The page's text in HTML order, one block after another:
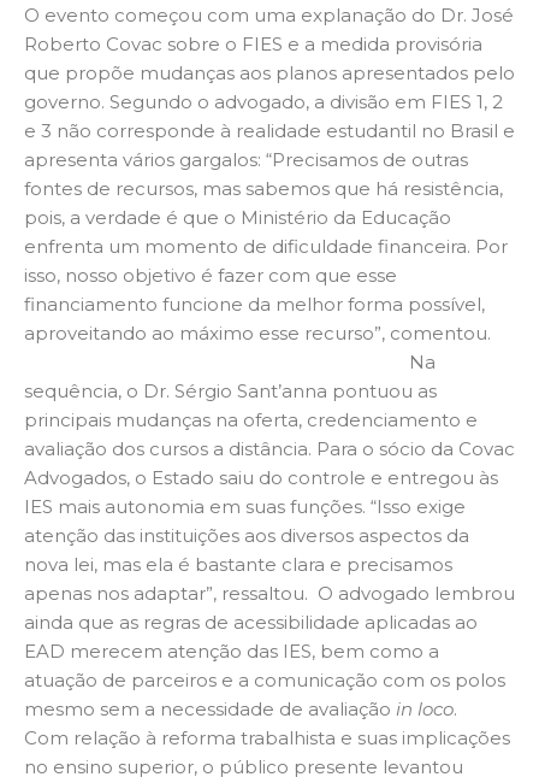
O evento começou com uma explanação do Dr. José
Roberto Covac sobre o FIES e a medida provisória
que propõe mudanças aos planos apresentados pelo
governo. Segundo o advogado, a divisão em FIES 1, 2
e 3 não corresponde à realidade estudantil no Brasil e
apresenta vários gargalos: “Precisamos de outras
fontes de recursos, mas sabemos que há resistência,
pois, a verdade é que o Ministério da Educação
enfrenta um momento de dificuldade financeira. Por
isso, nosso objetivo é fazer com que esse
financiamento funcione da melhor forma possível,
aproveitando ao máximo esse recurso”, comentou.
Na
sequência, o Dr. Sérgio Sant’anna pontuou as
principais mudanças na oferta, credenciamento e
avaliação dos cursos a distância. Para o sócio da Covac
Advogados, o Estado saiu do controle e entregou às
IES mais autonomia em suas funções. “Isso exige
atenção das instituições aos diversos aspectos da
nova lei, mas ela é bastante clara e precisamos
apenas nos adaptar”, ressaltou. O advogado lembrou
ainda que as regras de acessibilidade aplicadas ao
EAD merecem atenção das IES, bem como a
atuação de parceiros e a comunicação com os polos
mesmo sem a necessidade de avaliação in loco.
Com relação à reforma trabalhista e suas implicações
no ensino superior, o público presente levantou